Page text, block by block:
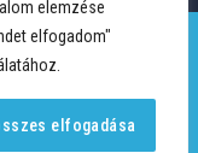
elemzése
elfogadom"
elfogadása
jog fenntartva.